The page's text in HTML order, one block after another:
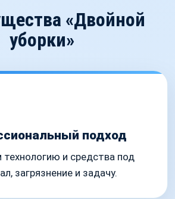
«Двойной
уборки»
подход
и средства под
загрязнение и задачу.